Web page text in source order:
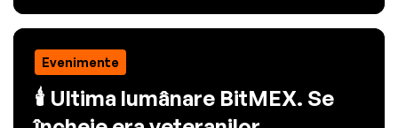
Evenimente
🕯️ Ultima lumânare BitMEX. Se